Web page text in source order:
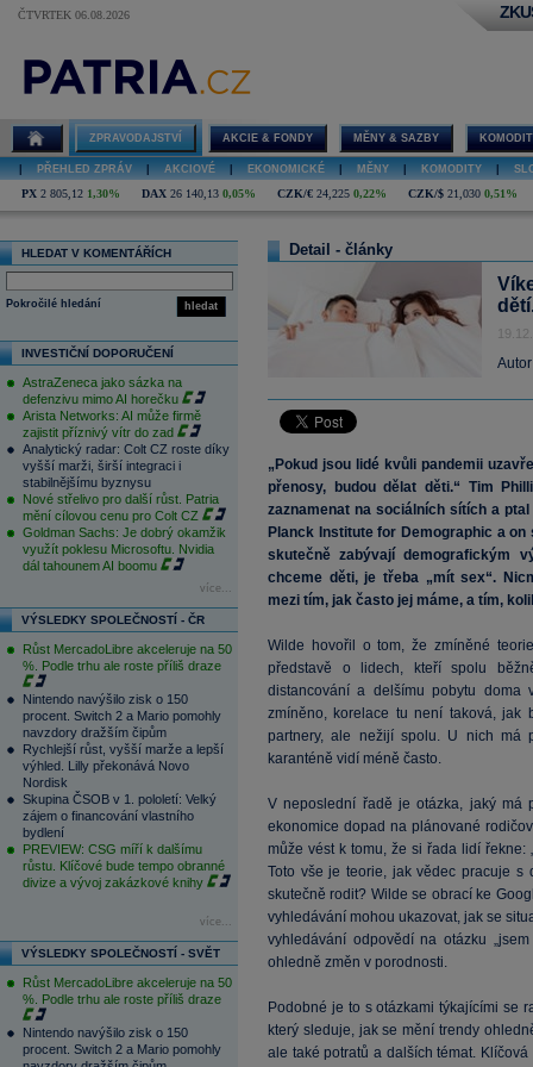
ČTVRTEK 06.08.2026
ZPRAVODAJSTVÍ AKCIE & FONDY MĚNY & SAZBY
PŘEHLED ZPRÁV AKCIOVÉ EKONOMICKÉ MĚNY KOMODITY
PX 2 805,12 1,30% DAX 26 140,13 0,05% CZK/€ 24,225 0,22% CZK/$ 21,030 0,51%
HLEDAT V KOMENTÁŘÍCH
hledat
Pokročilé hledání
INVESTIČNÍ DOPORUČENÍ
AstraZeneca jako sázka na
defenzivu mimo AI horečku
Arista Networks: AI může firmě
zajistit příznivý vítr do zad
Analytický radar: Colt CZ roste díky
vyšší marži, širší integraci i
stabilnějšímu byznysu
Nové střelivo pro další růst. Patria
mění cílovou cenu pro Colt CZ
Goldman Sachs: Je dobrý okamžik
využít poklesu Microsoftu. Nvidia
dál tahounem AI boomu
více...
VÝSLEDKY SPOLEČNOSTÍ - ČR
Růst MercadoLibre akceleruje na 50
%. Podle trhu ale roste příliš draze
Nintendo navýšilo zisk o 150
procent. Switch 2 a Mario pomohly
navzdory dražším čipům
Rychlejší růst, vyšší marže a lepší
výhled. Lilly překonává Novo
Nordisk
Skupina ČSOB v 1. pololetí: Velký
zájem o financování vlastního
bydlení
PREVIEW: CSG míří k dalšímu
růstu. Klíčové bude tempo obranné
divize a vývoj zakázkové knihy
více...
VÝSLEDKY SPOLEČNOSTÍ - SVĚT
Růst MercadoLibre akceleruje na 50
%. Podle trhu ale roste příliš draze
Nintendo navýšilo zisk o 150
procent. Switch 2 a Mario pomohly
Detail - články
„Pokud jsou lidé kvůli pandemii
přenosy, budou dělat děti.“ Tim
zaznamenat na sociálních sítích a
Planck Institute for Demographic a
skutečně zabývají demografickým
chceme děti, je třeba „mít sex“.
mezi tím, jak často jej máme, a tím,
Wilde hovořil o tom, že zmíněné
představě o lidech, kteří spolu
distancování a delšímu pobytu
zmíněno, korelace tu není taková,
partnery, ale nežijí spolu. U nich má
karanténě vidí méně často.
V neposlední řadě je otázka, jaký
ekonomice dopad na plánované
může vést k tomu, že si řada lidí řekne:
Toto vše je teorie, jak vědec pracuje s
skutečně rodit? Wilde se obrací ke
vyhledávání mohou ukazovat, jak se
vyhledávání odpovědí na otázku
ohledně změn v porodnosti.
Podobné je to s otázkami týkajícími se
který sleduje, jak se mění trendy
ale také potratů a dalších témat.